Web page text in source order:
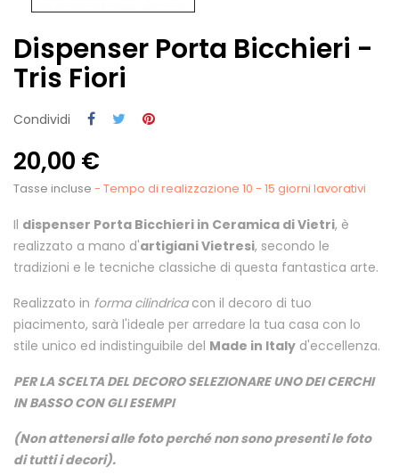
Dispenser Porta Bicchieri -
Tris Fiori
Condividi
20,00 €
Tasse incluse - Tempo di realizzazione 10 - 15 giorni lavorativi
Il dispenser Porta Bicchieri in Ceramica di Vietri, è
realizzato a mano d'artigiani Vietresi, secondo le
tradizioni e le tecniche classiche di questa fantastica arte.
Realizzato in forma cilindricacon il decoro di tuo
piacimento, sarà l'ideale per arredare la tua casa con lo
stile unico ed indistinguibile del Made in Italy d'eccellenza.
PER LA SCELTA DEL DECORO SELEZIONARE UNO DEI CERCHI
IN BASSO CON GLI ESEMPI
(Non attenersi alle foto perché non sono presenti le foto
di tutti i decori).